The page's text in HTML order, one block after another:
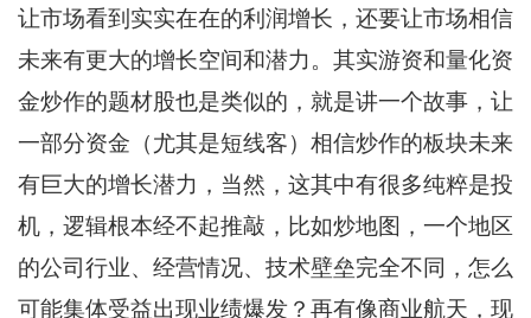
让市场看到实实在在的利润增长，还要让市场相信
未来有更大的增长空间和潜力。其实游资和量化资
金炒作的题材股也是类似的，就是讲一个故事，让
一部分资金（尤其是短线客）相信炒作的板块未来
有巨大的增长潜力，当然，这其中有很多纯粹是投
机，逻辑根本经不起推敲，比如炒地图，一个地区
的公司行业、经营情况、技术壁垒完全不同，怎么
可能集体受益出现业绩爆发？再有像商业航天，现